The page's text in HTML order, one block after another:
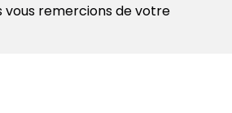
remercions de votre